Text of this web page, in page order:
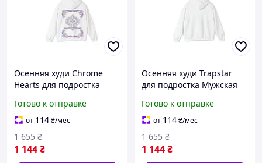
Осенняя худи Chrome
Hearts для подростка
Хартс белая Удобная
кофта из трикотажа
Готово к отправке
от 114₴/мес
1 144₴
1 655 ₴
Осенняя худи Trapstar
для подростка Мужская
Удобная кофта из
трикотажа
Готово к отправке
от 114₴/мес
1 144₴
1 655 ₴